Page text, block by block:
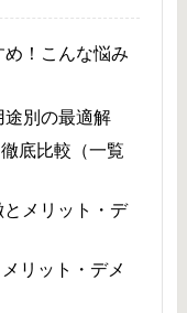
！こんな悩み
途別の最適解
底比較（一覧
とメリット・デ
リット・デメ